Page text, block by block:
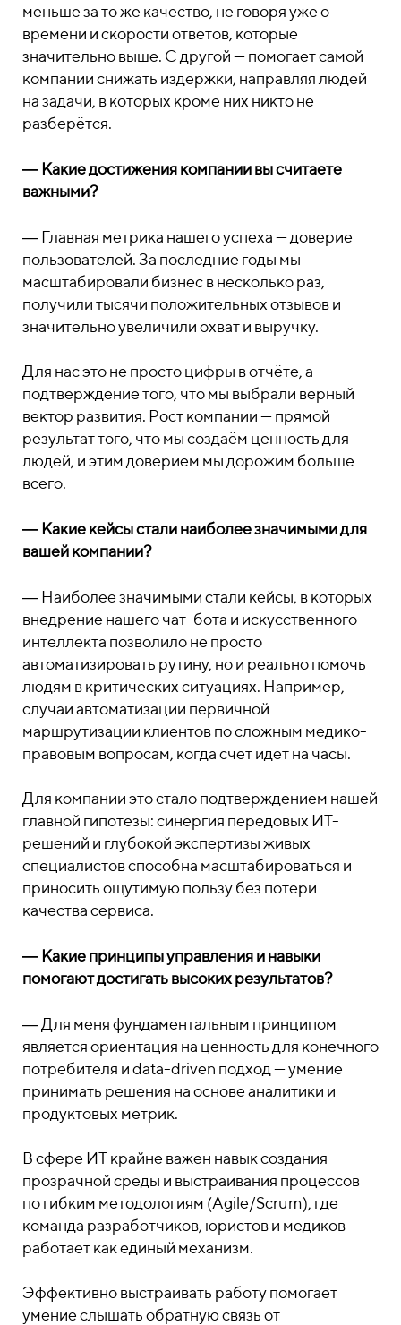
меньше за то же качество, не говоря уже о
времени и скорости ответов, которые
значительно выше. С другой — помогает самой
компании снижать издержки, направляя людей
на задачи, в которых кроме них никто не
разберётся.
― Какие достижения компании вы считаете
важными?
― Главная метрика нашего успеха — доверие
пользователей. За последние годы мы
масштабировали бизнес в несколько раз,
получили тысячи положительных отзывов и
значительно увеличили охват и выручку.
Для нас это не просто цифры в отчёте, а
подтверждение того, что мы выбрали верный
вектор развития. Рост компании — прямой
результат того, что мы создаём ценность для
людей, и этим доверием мы дорожим больше
всего.
― Какие кейсы стали наиболее значимыми для
вашей компании?
― Наиболее значимыми стали кейсы, в которых
внедрение нашего чат-бота и искусственного
интеллекта позволило не просто
автоматизировать рутину, но и реально помочь
людям в критических ситуациях. Например,
случаи автоматизации первичной
маршрутизации клиентов по сложным медико-
правовым вопросам, когда счёт идёт на часы.
Для компании это стало подтверждением нашей
главной гипотезы: синергия передовых ИТ-
решений и глубокой экспертизы живых
специалистов способна масштабироваться и
приносить ощутимую пользу без потери
качества сервиса.
― Какие принципы управления и навыки
помогают достигать высоких результатов?
― Для меня фундаментальным принципом
является ориентация на ценность для конечного
потребителя и data-driven подход — умение
принимать решения на основе аналитики и
продуктовых метрик.
В сфере ИТ крайне важен навык создания
прозрачной среды и выстраивания процессов
по гибким методологиям (Agile/Scrum), где
команда разработчиков, юристов и медиков
работает как единый механизм.
Эффективно выстраивать работу помогает
умение слышать обратную связь от